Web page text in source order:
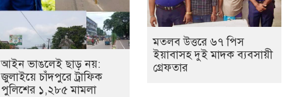
আইন ভাঙলেই ছাড় নয়:
জুলাইয়ে চাঁদপুরে ট্রাফিক
পুলিশের ১,২৮৫ মামলা
মতলব উত্তরে ৬৭ পিস
ইয়াবাসহ দুই মাদক ব্যবসায়ী
গ্রেফতার